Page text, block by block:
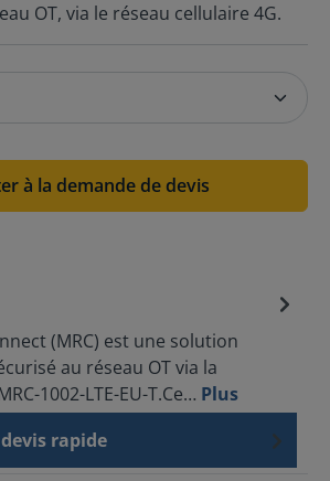
OT, via le réseau cellulaire 4G.
à la demande de devis
(MRC) est une solution
au réseau OT via la
1002-LTE-EU-T.Ce… Plus
rapide